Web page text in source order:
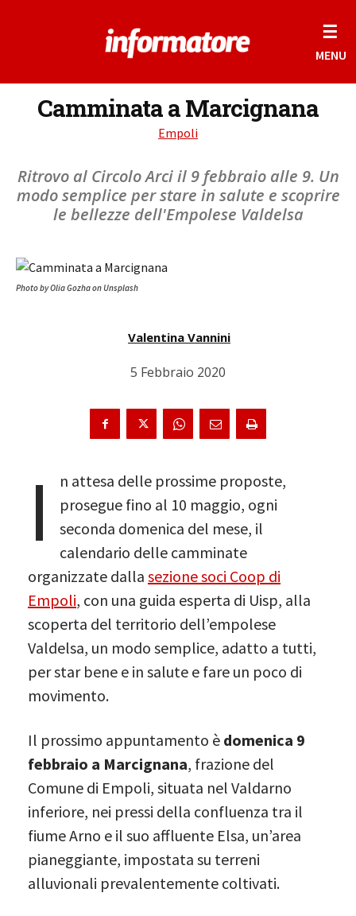
☰
MENU
Camminata a Marcignana
Empoli
Ritrovo al Circolo Arci il 9 febbraio alle 9. Un
modo semplice per stare in salute e scoprire
le bellezze dell'Empolese Valdelsa
Photo by Olia Gozha on Unsplash
Valentina Vannini
5 Febbraio 2020
I
n attesa delle prossime proposte,
prosegue fino al 10 maggio, ogni
seconda domenica del mese, il
calendario delle camminate
organizzate dalla sezione soci Coop di
Empoli, con una guida esperta di Uisp, alla
scoperta del territorio dell’empolese
Valdelsa, un modo semplice, adatto a tutti,
per star bene e in salute e fare un poco di
movimento.
Il prossimo appuntamento è domenica 9
febbraio a Marcignana, frazione del
Comune di Empoli, situata nel Valdarno
inferiore, nei pressi della confluenza tra il
fiume Arno e il suo affluente Elsa, un’area
pianeggiante, impostata su terreni
alluvionali prevalentemente coltivati.